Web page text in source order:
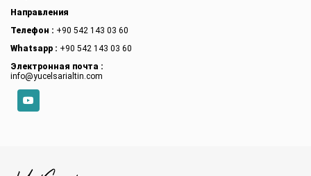
Направления
Телефон : +90 542 143 03 60
Whatsapp : +90 542 143 03 60
Электронная почта :
info@yucelsarialtin.com
YouTube